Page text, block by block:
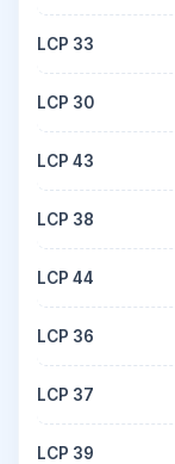
LCP 33
LCP 30
LCP 43
LCP 38
LCP 44
LCP 36
LCP 37
LCP 39